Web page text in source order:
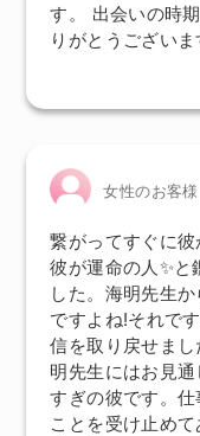
す。 出会いの時
りがとうございま
女性のお客様
繋がってすぐに彼
彼が運命の人✨️
した。海明先生
ですよね!それで
信を取り戻せま
明先生にはお見
すぎの彼です。
ことを受け止め